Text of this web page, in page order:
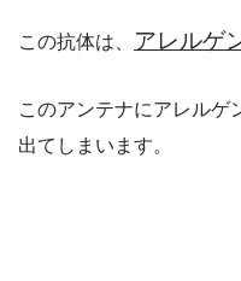
この抗体は、 アレルゲ
このアンテナにアレルゲ
出てしまいます。